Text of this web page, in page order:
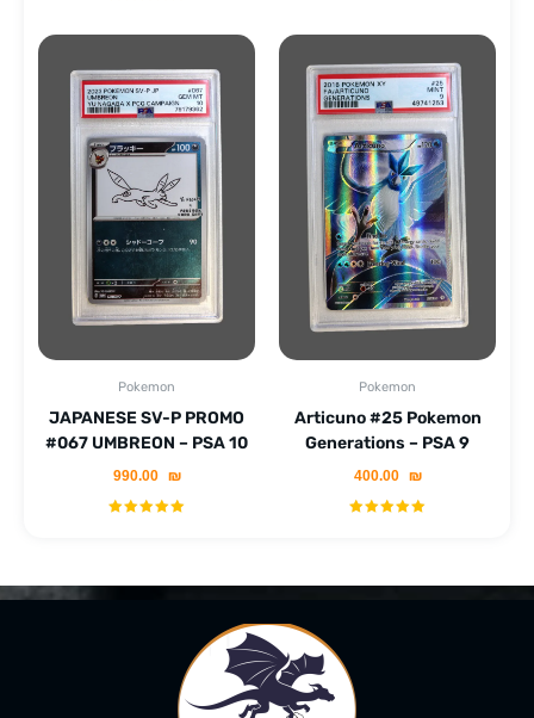
Pokemon
JAPANESE SV-P PROMO
#067 UMBREON – PSA 10
990.00 ₪
Pokemon
Articuno #25 Pokemon
Generations – PSA 9
400.00 ₪